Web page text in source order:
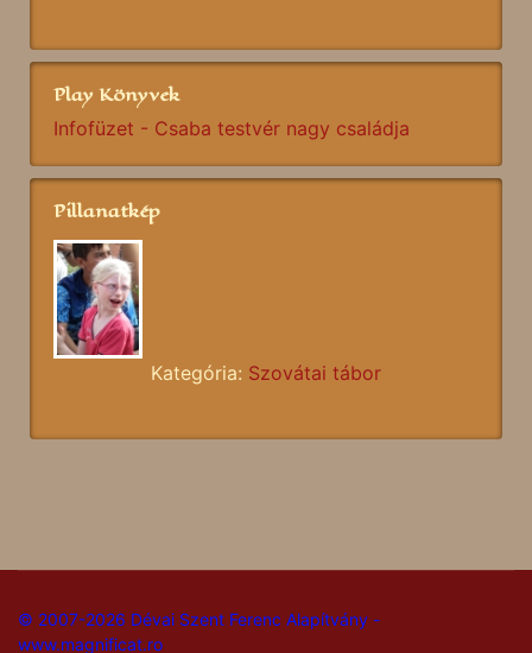
Play Könyvek
Infofüzet - Csaba testvér nagy családja
Pillanatkép
Kategória: Szovátai tábor
© 2007-2026 Dévai Szent Ferenc Alapítvány -
www.magnificat.ro